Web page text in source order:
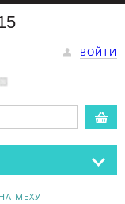
ВОЙТИ
МЕХУ